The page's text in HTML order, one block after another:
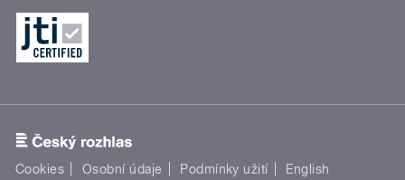
Cookies Osobní údaje Podmínky užití
English